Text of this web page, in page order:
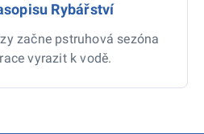
Rybářství
začne pstruhová sezóna
vyrazit k vodě.